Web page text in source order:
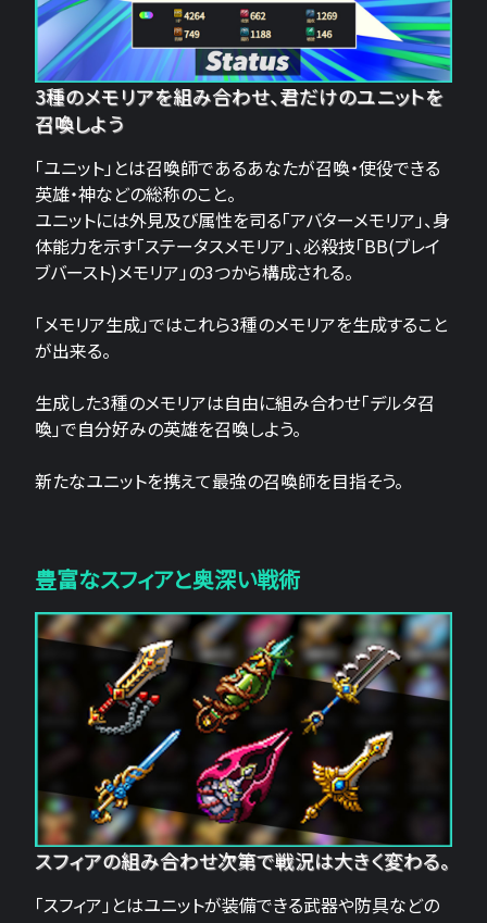
3種のメモリアを組み合わせ、君だけのユニットを
召喚しよう
「ユニット」とは召喚師であるあなたが召喚・使役できる
英雄・神などの総称のこと。
ユニットには外見及び属性を司る「アバターメモリア」、身
体能力を示す「ステータスメモリア」、必殺技「BB(ブレイ
ブバースト)メモリア」の3つから構成される。
「メモリア生成」ではこれら3種のメモリアを生成すること
が出来る。
生成した3種のメモリアは自由に組み合わせ「デルタ召
喚」で自分好みの英雄を召喚しよう。
新たなユニットを携えて最強の召喚師を目指そう。
豊富なスフィアと奥深い戦術
スフィアの組み合わせ次第で戦況は大きく変わる。
「スフィア」とはユニットが装備できる武器や防具などの